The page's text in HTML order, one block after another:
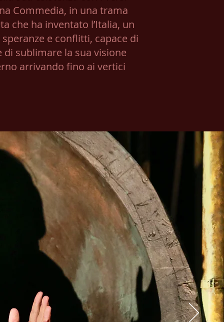
Commedia, in una trama
che ha inventato l’Italia, un
e conflitti, capace di
sublimare la sua visione
arrivando fino ai vertici